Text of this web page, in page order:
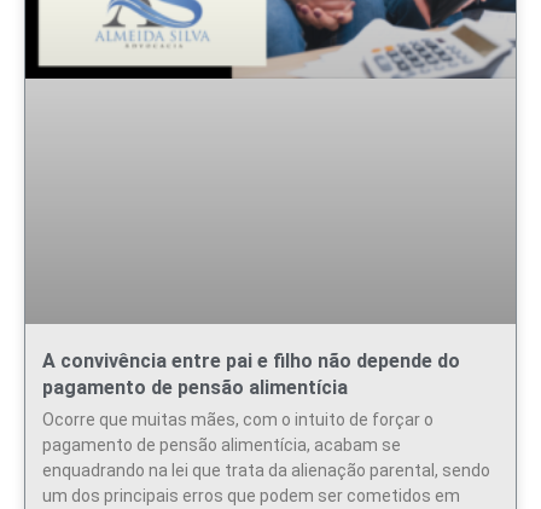
A convivência entre pai e filho não depende do
pagamento de pensão alimentícia
Ocorre que muitas mães, com o intuito de forçar o
pagamento de pensão alimentícia, acabam se
enquadrando na lei que trata da alienação parental, sendo
um dos principais erros que podem ser cometidos em